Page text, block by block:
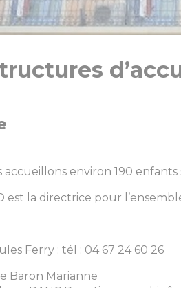
environ 190
est la directrice pour
Ferry : tél : 04 67 24 60 26
Baron Marianne